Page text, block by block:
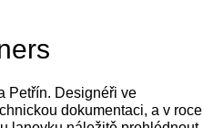
Petřín. Designéři ve
dokumentaci, a v roce